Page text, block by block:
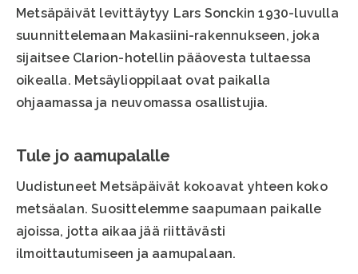
Metsäpäivät levittäytyy Lars Sonckin 1930-luvulla
suunnittelemaan Makasiini-rakennukseen, joka
sijaitsee Clarion-hotellin pääovesta tultaessa
oikealla. Metsäylioppilaat ovat paikalla
ohjaamassa ja neuvomassa osallistujia.
Tule jo aamupalalle
Uudistuneet Metsäpäivät kokoavat yhteen koko
metsäalan. Suosittelemme saapumaan paikalle
ajoissa, jotta aikaa jää riittävästi
ilmoittautumiseen ja aamupalaan.